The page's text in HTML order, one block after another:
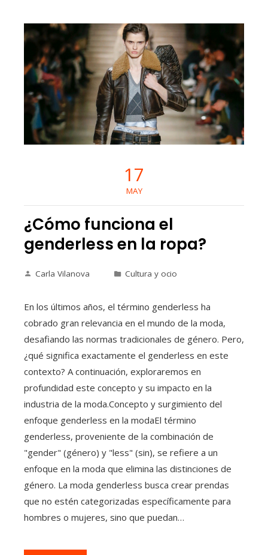
17
MAY
¿Cómo funciona el
genderless en la ropa?
Carla Vilanova Cultura y ocio
En los últimos años, el término genderless ha
cobrado gran relevancia en el mundo de la moda,
desafiando las normas tradicionales de género. Pero,
¿qué significa exactamente el genderless en este
contexto? A continuación, exploraremos en
profundidad este concepto y su impacto en la
industria de la moda.Concepto y surgimiento del
enfoque genderless en la modaEl término
genderless, proveniente de la combinación de
"gender" (género) y "less" (sin), se refiere a un
enfoque en la moda que elimina las distinciones de
género. La moda genderless busca crear prendas
que no estén categorizadas específicamente para
hombres o mujeres, sino que puedan…